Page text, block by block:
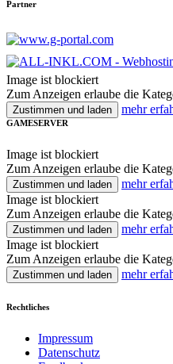
Partner
Image ist blockiert
Zum Anzeigen erlaube die
Zustimmen und laden mehr
GAMESERVER
Image ist blockiert
Zum Anzeigen erlaube die
Zustimmen und laden
mehr
Image ist blockiert
Zum Anzeigen erlaube die
Zustimmen und laden
mehr
Image ist blockiert
Zum Anzeigen erlaube die
Zustimmen und laden mehr
Rechtliches
Impressum
Datenschutz